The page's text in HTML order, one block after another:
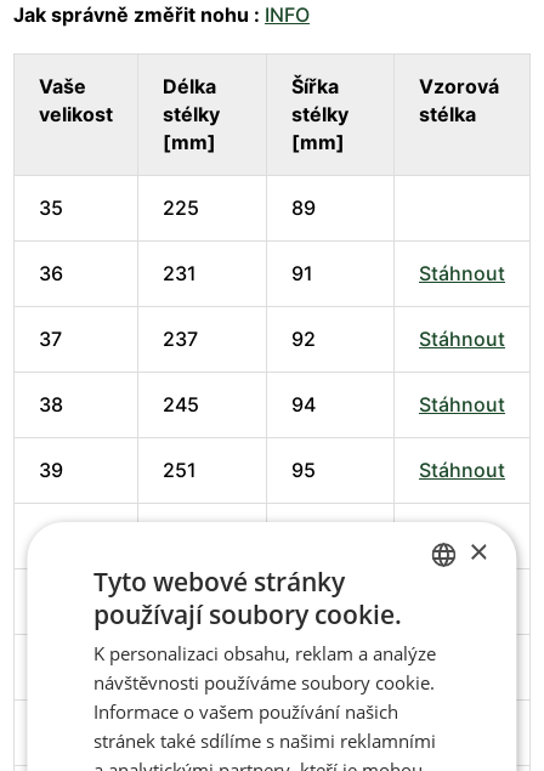
Jak správně změřit nohu : INFO
Vaše
velikost
Délka
stélky
[mm]
Šířka
stélky
[mm]
Vzorová
stélka
35 225 89
36 231 91 Stáhnout
37 237 92 Stáhnout
38 245 94 Stáhnout
39 251 95 Stáhnout
Stáhnout
266
274 102 Stáhnout
279 103 Stáhnout
ENGLISH
×
Tyto webové stránky
používají soubory cookie.
K personalizaci obsahu, reklam a analýze
návštěvnosti používáme soubory cookie.
Informace o vašem používání našich
stránek také sdílíme s našimi reklamními